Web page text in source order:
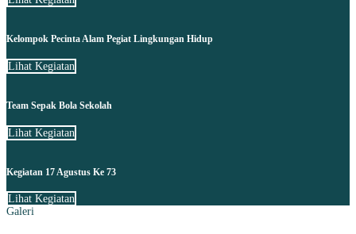
Kelompok Pecinta Alam Pegiat Lingkungan Hidup
Lihat Kegiatan
Team Sepak Bola Sekolah
Lihat Kegiatan
Kegiatan 17 Agustus Ke 73
Lihat Kegiatan
Galeri